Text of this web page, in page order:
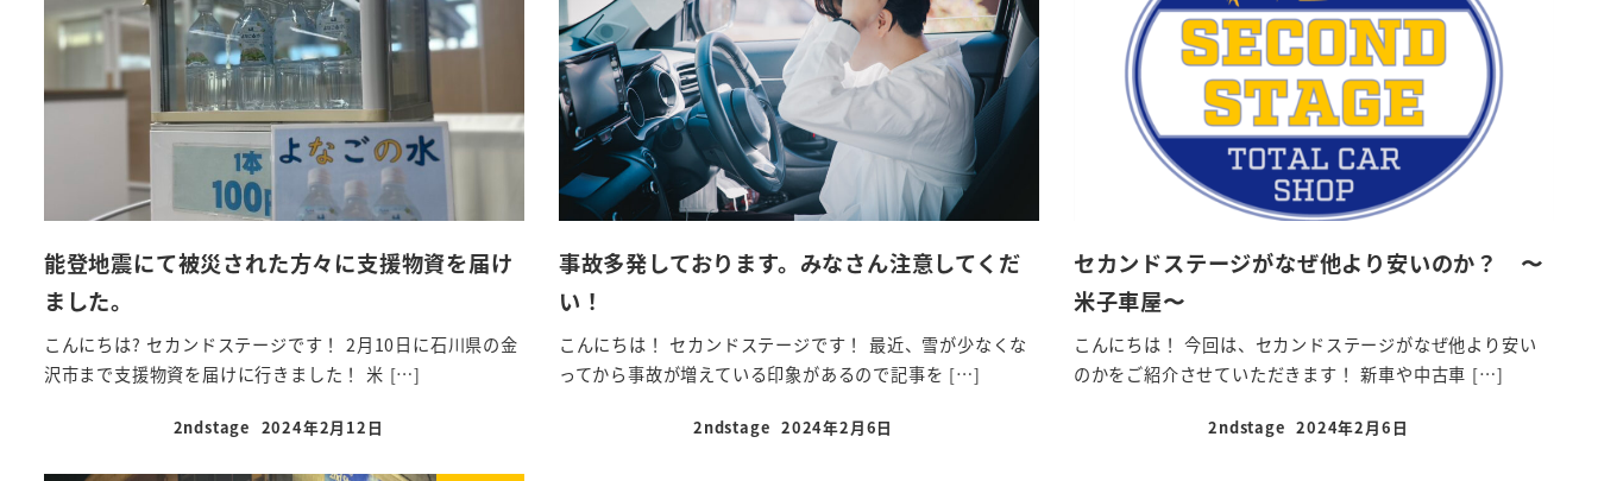
能登地震にて被災された方々に支援物資を届け
ました。
こんにちは? セカンドステージです！ 2月10日に石川県の金
沢市まで支援物資を届けに行きました！ 米 […]
2ndstage 2024年2月12日
事故多発しております。みなさん注意してくだ
い！
こんにちは！ セカンドステージです！ 最近、雪が少なくな
ってから事故が増えている印象があるので記事を […]
2ndstage 2024年2月6日
セカンドステージがなぜ他より安いのか？ 〜
米子車屋〜
こんにちは！ 今回は、セカンドステージがなぜ他より安い
のかをご紹介させていただきます！ 新車や中古車 […]
2ndstage 2024年2月6日